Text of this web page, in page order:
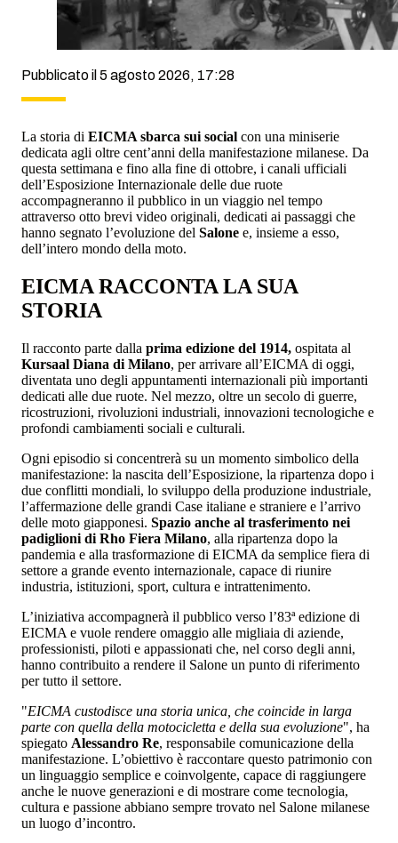
Pubblicato il 5 agosto 2026, 17:28
La storia di EICMA sbarca sui social con una miniserie
dedicata agli oltre cent’anni della manifestazione milanese. Da
questa settimana e fino alla fine di ottobre, i canali ufficiali
dell’Esposizione Internazionale delle due ruote
accompagneranno il pubblico in un viaggio nel tempo
attraverso otto brevi video originali, dedicati ai passaggi che
hanno segnato l’evoluzione del Salone e, insieme a esso,
dell’intero mondo della moto.
EICMA RACCONTA LA SUA
STORIA
Il racconto parte dalla prima edizione del 1914, ospitata al
Kursaal Diana di Milano, per arrivare all’EICMA di oggi,
diventata uno degli appuntamenti internazionali più importanti
dedicati alle due ruote. Nel mezzo, oltre un secolo di guerre,
ricostruzioni, rivoluzioni industriali, innovazioni tecnologiche e
profondi cambiamenti sociali e culturali.
Ogni episodio si concentrerà su un momento simbolico della
manifestazione: la nascita dell’Esposizione, la ripartenza dopo i
due conflitti mondiali, lo sviluppo della produzione industriale,
l’affermazione delle grandi Case italiane e straniere e l’arrivo
delle moto giapponesi. Spazio anche al trasferimento nei
padiglioni di Rho Fiera Milano, alla ripartenza dopo la
pandemia e alla trasformazione di EICMA da semplice fiera di
settore a grande evento internazionale, capace di riunire
industria, istituzioni, sport, cultura e intrattenimento.
L’iniziativa accompagnerà il pubblico verso l’83ª edizione di
EICMA e vuole rendere omaggio alle migliaia di aziende,
professionisti, piloti e appassionati che, nel corso degli anni,
hanno contribuito a rendere il Salone un punto di riferimento
per tutto il settore.
"EICMA custodisce una storia unica, che coincide in larga
parte con quella della motocicletta e della sua evoluzione", ha
spiegato Alessandro Re, responsabile comunicazione della
manifestazione. L’obiettivo è raccontare questo patrimonio con
un linguaggio semplice e coinvolgente, capace di raggiungere
anche le nuove generazioni e di mostrare come tecnologia,
cultura e passione abbiano sempre trovato nel Salone milanese
un luogo d’incontro.